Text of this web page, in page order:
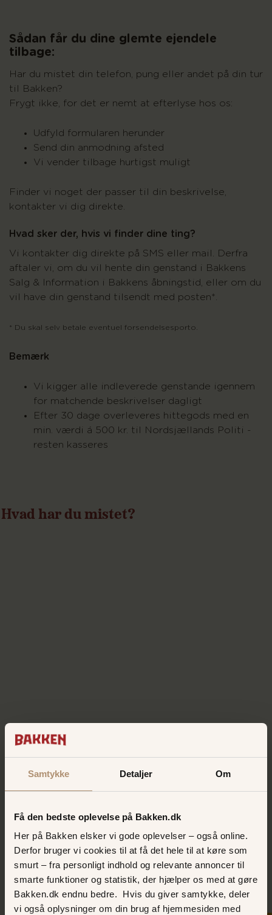
Samtykke Detaljer Om
Få den bedste oplevelse på Bakken.dk
Her på Bakken elsker vi gode oplevelser – også online.
Derfor bruger vi cookies til at få det hele til at køre som
smurt – fra personligt indhold og relevante annoncer til
smarte funktioner og statistik, der hjælper os med at gøre
Bakken.dk endnu bedre. Hvis du giver samtykke, deler
vi også oplysninger om din brug af hjemmesiden med
Sådan får du dine glemte ejendele
tilbage:
Har du mistet din telefon, pung eller andet på din tur
til Bakken?
Frygt ikke, for det er nemt at efterlyse hos os:
Udfyld formularen herunder
Send din anmodning afsted
Vi vender tilbage hurtigst muligt
Finder vi noget der passer til din beskrivelse,
kontakter vi dig direkte.
Hvad sker der, hvis vi finder dine ting?
Vi kontakter dig direkte på SMS eller mail. Derfra
aftaler vi, om du vil hente din genstand i Bakkens
Salg & Information i Bakkens åbningstid, eller om du
vil have din genstand tilsendt med posten*.
* Du skal selv betale eventuel forsendelsesporto.
Bemærk
Vi kigger alle indleverede genstande igennem
for matchende beskrivelser dagligt
Efter 30 dage overleveres hittegods med en
min. værdi á 500 kr. til Nordsjællands Politi -
resten kasseres
Hvad har du mistet?